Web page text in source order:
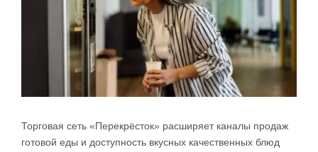
Торговая сеть «Перекрёсток» расширяет каналы продаж
готовой еды и доступность вкусных качественных блюд